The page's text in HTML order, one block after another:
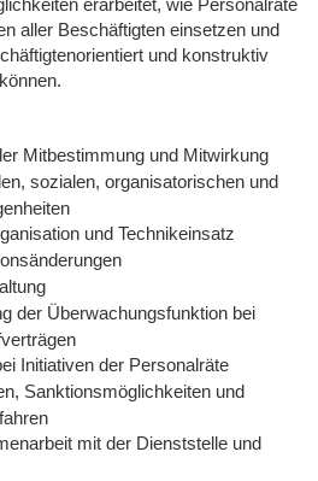
aller Beschäftigten einsetzen und
und konstruktiv
Mitbestimmung und Mitwirkung
sozialen, organisatorischen und
und Technikeinsatz
der Überwachungsfunktion bei
Initiativen der Personalräte
Sanktionsmöglichkeiten und
mit der Dienststelle und